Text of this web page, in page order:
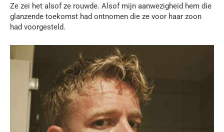
Ze zei het alsof ze rouwde. Alsof mijn aanwezigheid hem die
glanzende toekomst had ontnomen die ze voor haar zoon
had voorgesteld.